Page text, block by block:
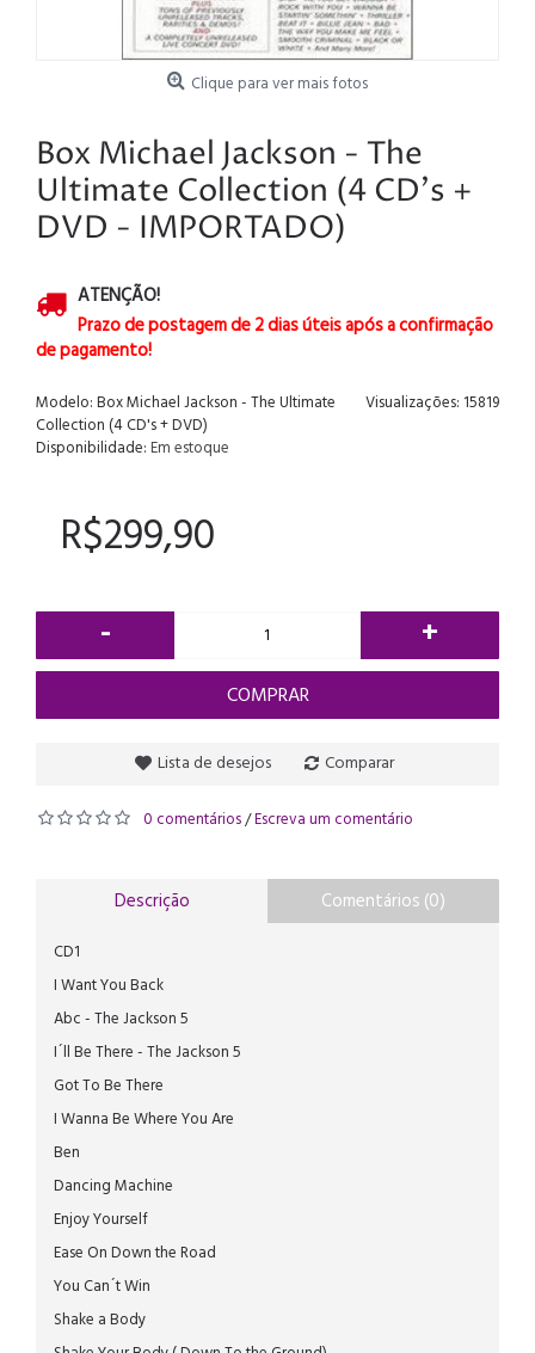
Clique para ver mais fotos
Box Michael Jackson - The
Ultimate Collection (4 CD's +
DVD - IMPORTADO)
ATENÇÃO!
Prazo de postagem de 2 dias úteis após a confirmação
de pagamento!
Visualizações: 15819
Modelo:Box Michael Jackson - The Ultimate
Collection (4 CD's + DVD)
Disponibilidade:Em estoque
R$299,90
- +
COMPRAR
Lista de desejos Comparar
0 comentários/Escreva um comentário
Descrição Comentários (0)
CD1
I Want You Back
Abc - The Jackson 5
I´ll Be There - The Jackson 5
Got To Be There
I Wanna Be Where You Are
Ben
Dancing Machine
Enjoy Yourself
Ease On Down the Road
You Can´t Win
Shake a Body